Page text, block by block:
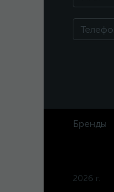
Бренды
2026 г.